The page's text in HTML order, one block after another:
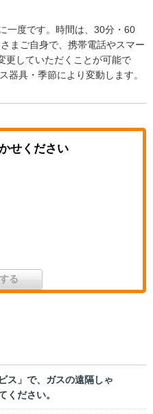
一度です。時間は、30分・60
まご自身で、携帯電話やスマー
更していただくことが可能で
器具・季節により変動します。
せください
ス」で、ガスの遠隔しゃ
ください。